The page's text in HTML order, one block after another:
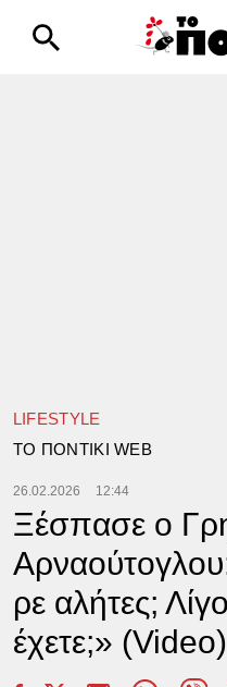
LIFESTYLE
TΟ ΠΟΝΤΙΚΙ WEB
26.02.2026 12:44
Ξέσπασε ο
ρε αλήτες;
έχετε;» (Video)